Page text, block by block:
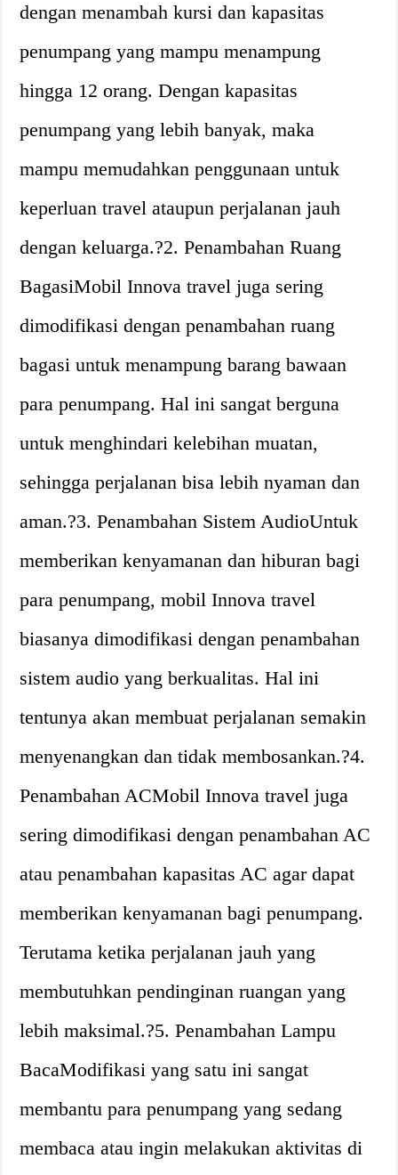
dengan menambah kursi dan kapasitas
penumpang yang mampu menampung
hingga 12 orang. Dengan kapasitas
penumpang yang lebih banyak, maka
mampu memudahkan penggunaan untuk
keperluan travel ataupun perjalanan jauh
dengan keluarga.?2. Penambahan Ruang
BagasiMobil Innova travel juga sering
dimodifikasi dengan penambahan ruang
bagasi untuk menampung barang bawaan
para penumpang. Hal ini sangat berguna
untuk menghindari kelebihan muatan,
sehingga perjalanan bisa lebih nyaman dan
aman.?3. Penambahan Sistem AudioUntuk
memberikan kenyamanan dan hiburan bagi
para penumpang, mobil Innova travel
biasanya dimodifikasi dengan penambahan
sistem audio yang berkualitas. Hal ini
tentunya akan membuat perjalanan semakin
menyenangkan dan tidak membosankan.?4.
Penambahan ACMobil Innova travel juga
sering dimodifikasi dengan penambahan AC
atau penambahan kapasitas AC agar dapat
memberikan kenyamanan bagi penumpang.
Terutama ketika perjalanan jauh yang
membutuhkan pendinginan ruangan yang
lebih maksimal.?5. Penambahan Lampu
BacaModifikasi yang satu ini sangat
membantu para penumpang yang sedang
membaca atau ingin melakukan aktivitas di